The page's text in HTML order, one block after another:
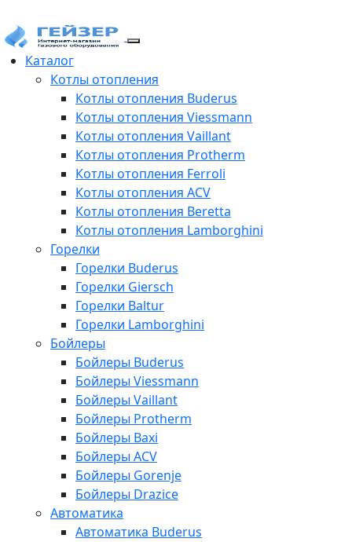
Каталог
Котлы отопления
Котлы отопления Buderus
Котлы отопления Viessmann
Котлы отопления Vaillant
Котлы отопления Protherm
Котлы отопления Ferroli
Котлы отопления ACV
Котлы отопления Beretta
Котлы отопления Lamborghini
Горелки
Горелки Buderus
Горелки Giersch
Горелки Baltur
Горелки Lamborghini
Бойлеры
Бойлеры Buderus
Бойлеры Viessmann
Бойлеры Vaillant
Бойлеры Protherm
Бойлеры Baxi
Бойлеры ACV
Бойлеры Gorenje
Бойлеры Drazice
Автоматика
Автоматика Buderus